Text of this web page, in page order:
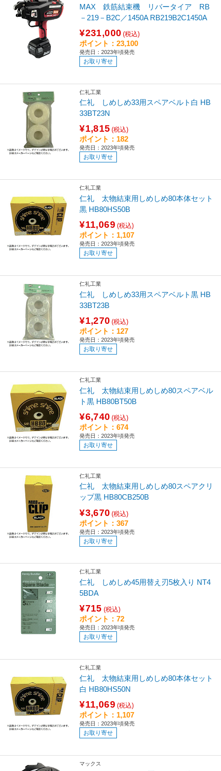
MAX 鉄筋結束機 リバータイア RB
－219－B2C／1450A RB219B2C1450A
¥231,000 (税込)
ポイント：23,100
発売日：2023年頃発売
お取り寄せ
仁礼工業
仁礼 しめしめ33用スペアベルト白 HB
33BT23N
¥1,815 (税込)
ポイント：182
発売日：2023年頃発売
お取り寄せ
仁礼工業
仁礼 太物結束用しめしめ80本体セット
黒 HB80HS50B
¥11,069 (税込)
ポイント：1,107
発売日：2023年頃発売
お取り寄せ
仁礼工業
仁礼 しめしめ33用スペアベルト黒 HB
33BT23B
¥1,270 (税込)
ポイント：127
発売日：2023年頃発売
お取り寄せ
仁礼工業
仁礼 太物結束用しめしめ80スペアベル
ト黒 HB80BT50B
¥6,740 (税込)
ポイント：674
発売日：2023年頃発売
お取り寄せ
仁礼工業
仁礼 太物結束用しめしめ80スペアクリ
ップ黒 HB80CB250B
¥3,670 (税込)
ポイント：367
発売日：2023年頃発売
お取り寄せ
仁礼工業
仁礼 しめしめ45用替え刃5枚入り NT4
5BDA
¥715 (税込)
ポイント：72
発売日：2023年頃発売
お取り寄せ
仁礼工業
仁礼 太物結束用しめしめ80本体セット
白 HB80HS50N
¥11,069 (税込)
ポイント：1,107
発売日：2023年頃発売
お取り寄せ
マックス